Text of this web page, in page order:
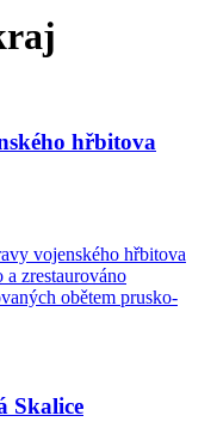
hřbitova
vojenského hřbitova
zrestaurováno
obětem prusko-
Skalice